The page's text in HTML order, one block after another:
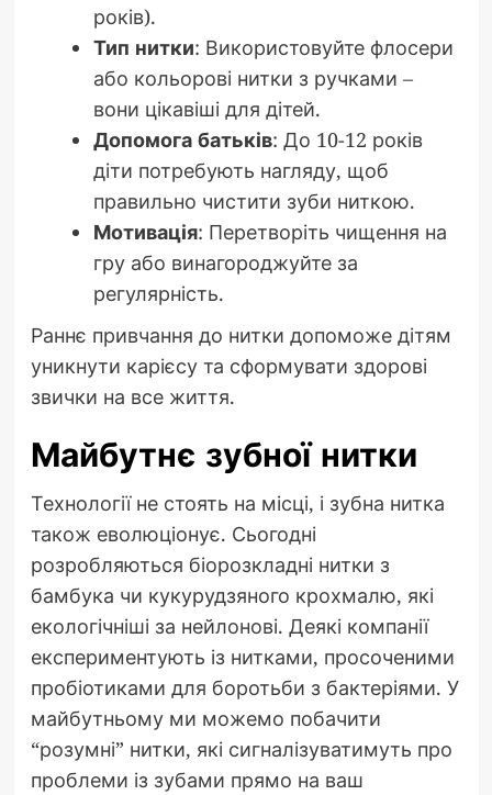
років).
Тип нитки: Використовуйте флосери
або кольорові нитки з ручками –
вони цікавіші для дітей.
Допомога батьків: До 10-12 років
діти потребують нагляду, щоб
правильно чистити зуби ниткою.
Мотивація: Перетворіть чищення на
гру або винагороджуйте за
регулярність.
Раннє привчання до нитки допоможе дітям
уникнути карієсу та сформувати здорові
звички на все життя.
Майбутнє зубної нитки
Технології не стоять на місці, і зубна нитка
також еволюціонує. Сьогодні
розробляються біорозкладні нитки з
бамбука чи кукурудзяного крохмалю, які
екологічніші за нейлонові. Деякі компанії
експериментують із нитками, просоченими
пробіотиками для боротьби з бактеріями. У
майбутньому ми можемо побачити
“розумні” нитки, які сигналізуватимуть про
проблеми із зубами прямо на ваш